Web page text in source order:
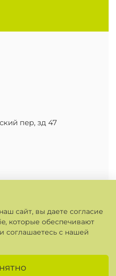
пер, зд 47
сайт, вы даете согласие
которые обеспечивают
соглашаетесь с нашей